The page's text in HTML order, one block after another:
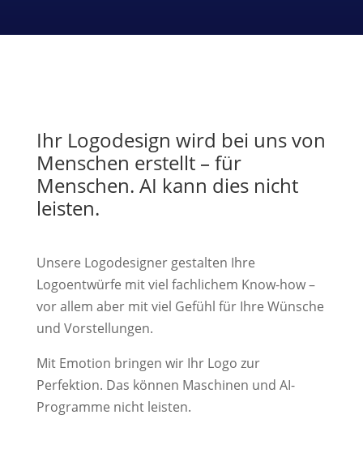
Ihr Logodesign wird bei uns von
Menschen erstellt – für
Menschen. AI kann dies nicht
leisten.
Unsere Logodesigner gestalten Ihre
Logoentwürfe mit viel fachlichem Know-how –
vor allem aber mit viel Gefühl für Ihre Wünsche
und Vorstellungen.
Mit Emotion bringen wir Ihr Logo zur
Perfektion. Das können Maschinen und AI-
Programme nicht leisten.